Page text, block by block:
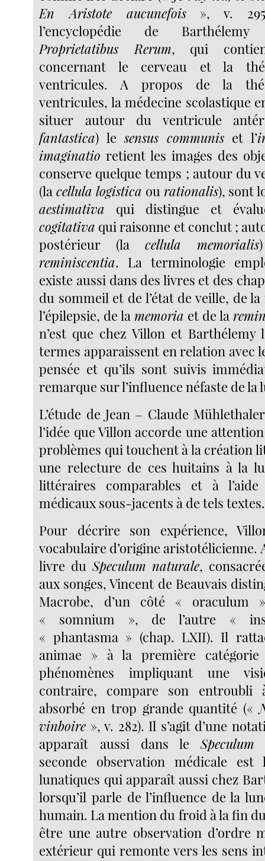
En Aristote aucunefois», v.
l’encyclopédie de
Proprietatibus Rerum, qui
concernant le cerveau et la
ventricules. A propos de la
ventricules, la médecine scolastique
situer autour du ventricule
fantastica) lesensus communis et l’
imaginatio retient les images des
conserve quelque temps ; autour du
(la cellula logistica ou rationalis), sont
aestimativa qui distingue et
cogitativa qui raisonne et conclut ;
postérieur (la cellula memorialis
reminiscentia. La terminologie
existe aussi dans des livres et des
du sommeil et de l’état de veille, de
l’épilepsie, de lamemoria et de la
n’est que chez Villon et Barthélemy
termes apparaissent en relation avec
pensée et qu’ils sont suivis
remarque sur l’influence néfaste de la
L’étude de Jean – Claude Mühlethaler
l’idée que Villon accorde une
problèmes qui touchent à la création
une relecture de ces huitains à la
littéraires comparables et à
médicaux sous-jacents à de tels textes.
Pour décrire son expérience,
vocabulaire d’origine aristotélicienne.
livre du Speculum naturale,
aux songes, Vincent de Beauvais
Macrobe, d’un côté «
« somnium », de l’autre «
« phantasma » (chap. LXII). Il
animae » à la première
phénomènes impliquant une
contraire, compare son entroubli
absorbé en trop grande quantité («
vinboire », v. 282). Il s’agit d’une
apparaît aussi dans leSpeculum
seconde observation médicale
lunatiques qui apparaît aussi chez
lorsqu’il parle de l’influence de la
humain. La mention du froid à la fin
être une autre observation d’ordre
extérieur qui remonte vers les sens